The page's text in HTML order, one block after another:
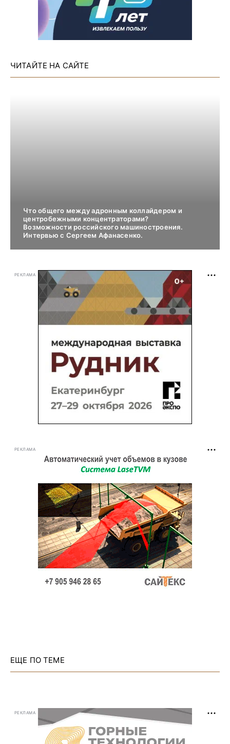
ЧИТАЙТЕ НА САЙТЕ
Что общего между адронным коллайдером и
центробежными концентраторами?
Возможности российского машиностроения.
Интервью с Сергеем Афанасенко.
РЕКЛАМА
РЕКЛАМА
ЕЩЕ ПО ТЕМЕ
РЕКЛАМА